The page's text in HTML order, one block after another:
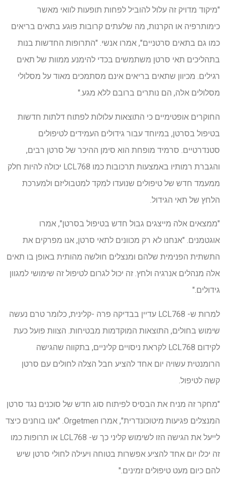
"מיקוד מדויק זה עלול להוביל לפחות תופעות לוואי מאשר
כימותרפיה או הקרנות, מה שלעתים קרובות פוגע בתאים בריאים
כמו גם בתאים סרטניים", אמרו אנשי. "התרופות החדשות בנות
בתהליכים תאי סרטן משתמשים בכדי להימנע ממוות של תאים
רגילים. מכיוון שתאים בריאים אינם מסתמכים מאוד על מסלולי
מסלולים אלה, הם נותרים ברובם ללא מגע."
החוקרים אופטימיים כי התוצאות עלולות לפתוח דלתות חדשות
בטיפול בסרטן, במיוחד עבור גידולים העמידים לטיפולים
סטנדרטיים. סרמיד מופחת הוא סימן ההיכר של סרטן רבים,
והגברת רמותיו באמצעות תרכובות כמו LCL768 יכולה להיות חלק
ממעמד חדש של טיפולים שנועדו למקד למטבוליזם ולמערכת
הלחץ של תאי הגידול.
"ממצאים אלה מייצגים גבול חדש בטיפול בסרטן", אמרו
אוגטמנים. "אנחנו לא רק מכוונים לתאי סרטן, אנו מפרקים את
התשתית הפנימית שלהם ומנצלים חולשה מהותית באופן בו תאים
אלה מנהלים אנרגיה ולחץ. זה יכול לגרום לטיפול זה שימושי למגוון
גידולים."
למרות ש- LCL768 עדיין בבדיקה פרה -קלינית, כלומר טרם נעשה
שימוש בחולים, התוצאות המוקדמות מבטיחות. הצוות פועל כעת
לקידום LCL768 לקראת ניסויים קליניים, בתקווה שהגישה
הרומנטית עשויה יום אחד להציע חבל הצלה לחולים עם סרטן
קשה לטיפול.
"מחקר זה מניח את הבסיס לפיתוח סוג חדש של סוכנים נגד סרטן
המנצלים פגיעות מיטוכונדרית", אמרו Orgetmen. "אנו בוחנים כיצד
לייעל את הגישה הזו לשימוש קליני כך ש- LCL768 או תרופות כמו
זה יכלו יום אחד להציע אפשרות בטוחה ויעילה לחולי סרטן שיש
להם כיום מעט טיפולים זמינים."